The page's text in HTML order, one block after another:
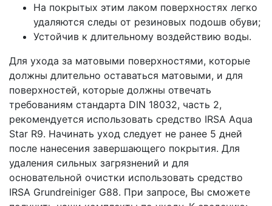
На покрытых этим лаком поверхностях легко
удаляются следы от резиновых подошв обуви;
Устойчив к длительному воздействию воды.
Для ухода за матовыми поверхностями, которые
должны длительно оставаться матовыми, и для
поверхностей, которые должны отвечать
требованиям стандарта DIN 18032, часть 2,
рекомендуется использовать средство IRSA Aqua
Star R9. Начинать уход следует не ранее 5 дней
после нанесения завершающего покрытия. Для
удаления сильных загрязнений и для
основательной очистки использовать средство
IRSA Grundreiniger G88. При запросе, Вы сможете